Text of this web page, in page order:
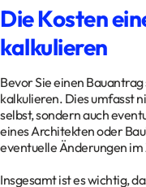
Die Kosten
kalkulieren
Bevor Sie einen
kalkulieren. Dies umfasst
selbst, sondern auch
eines Architekten oder
eventuelle Änderungen
Insgesamt ist es wichtig,